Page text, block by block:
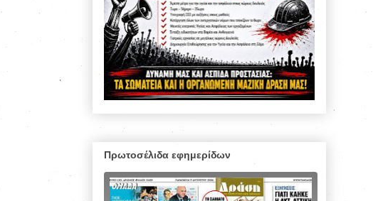
Πρωτοσέλιδα εφημερίδων